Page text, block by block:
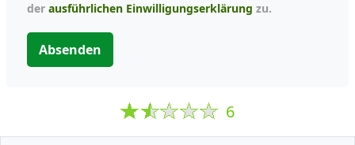
der ausführlichen Einwilligungserklärung zu.
Absenden
6